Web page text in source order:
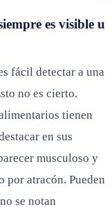
es visible u
fácil detectar a una
no es cierto.
tienen
en sus
musculoso y
atracón. Pueden
se notan